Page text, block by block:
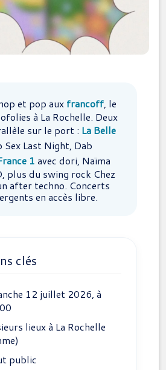
et pop aux francoff, le
à La Rochelle. Deux
sur le port : La Belle
Sex Last Night, Dab
1 avec dori, Naïma
plus du swing rock Chez
after techno. Concerts
en accès libre.
clés
12 juillet 2026, à
lieux à La Rochelle
public